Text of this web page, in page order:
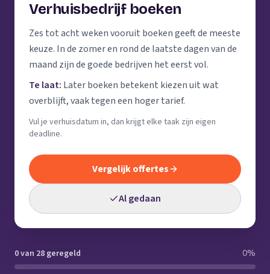
Verhuisbedrijf boeken
Zes tot acht weken vooruit boeken geeft de meeste
keuze. In de zomer en rond de laatste dagen van de
maand zijn de goede bedrijven het eerst vol.
Te laat: Later boeken betekent kiezen uit wat
overblijft, vaak tegen een hoger tarief.
Vul je verhuisdatum in, dan krijgt elke taak zijn eigen
deadline.
Vergelijk offertes
Al gedaan
0 van 28 geregeld 0%